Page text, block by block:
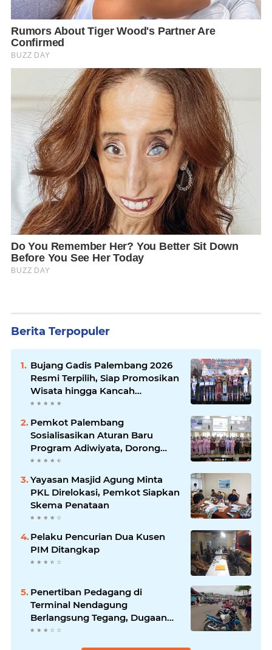
Berita Terpopuler
Bujang Gadis Palembang 2026
Resmi Terpilih, Siap Promosikan
Wisata hingga Kancah
Internasional
Pemkot Palembang
Sosialisasikan Aturan Baru
Program Adiwiyata, Dorong
Sekolah Peduli Lingkungan
Yayasan Masjid Agung Minta
PKL Direlokasi, Pemkot Siapkan
Skema Penataan
Pelaku Pencurian Dua Kusen
PIM Ditangkap
Penertiban Pedagang di
Terminal Nendagung
Berlangsung Tegang, Dugaan
Percobaan Pengeroyokan